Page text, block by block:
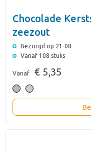
Chocolade
zeezout
Bezorgd op 21-08
Vanaf 108 stuks
Vanaf € 5,35